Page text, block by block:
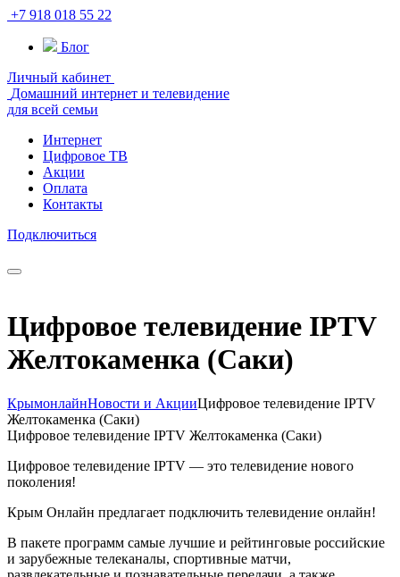
+7 918 018 55 22
Блог
Личный кабинет
Домашний интернет и телевидение
для всей семьи
Интернет
Цифровое ТВ
Акции
Оплата
Контакты
Подключиться
Цифровое телевидение IPTV
Желтокаменка (Саки)
КрымонлайнНовости и АкцииЦифровое телевидение IPTV
Желтокаменка (Саки)
Цифровое телевидение IPTV Желтокаменка (Саки)
Цифровое телевидение IPTV — это телевидение нового
поколения!
Крым Онлайн предлагает подключить телевидение онлайн!
В пакете программ самые лучшие и рейтинговые российские
и зарубежные телеканалы, спортивные матчи,